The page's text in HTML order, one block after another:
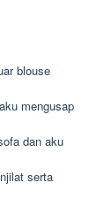
blouse
mengusap
dan aku
serta